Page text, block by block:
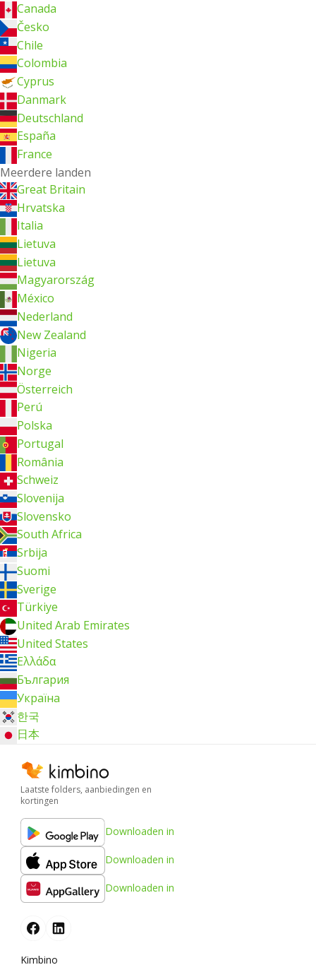
Canada
Česko
Chile
Colombia
Cyprus
Danmark
Deutschland
España
France
Meerdere landen
Great Britain
Hrvatska
Italia
Lietuva
Lietuva
Magyarország
México
Nederland
New Zealand
Nigeria
Norge
Österreich
Perú
Polska
Portugal
România
Schweiz
Slovenija
Slovensko
South Africa
Srbija
Suomi
Sverige
Türkiye
United Arab Emirates
United States
Ελλάδα
България
Україна
한국
日本
Laatste folders, aanbiedingen en
kortingen
Downloaden in
Downloaden in
Downloaden in
Kimbino